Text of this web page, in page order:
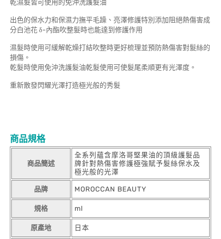
乾濕髮皆可使用的免沖洗護髮油
出色的保水力和保濕力撫平毛躁、亮澤修護特別添加阻絕熱傷害成
分白池花 δ-內酯吹整髮時也能達到修護作用
濕髮時使用可緩解乾燥打結吹整時更好梳理並預防熱傷害對髮絲的
損傷。
乾髮時使用免沖洗護髮油乾髮使用可使髮尾柔順更有光澤度。
重新散發閃耀光澤打造極光般的秀髮
商品規格
商品簡述
全系列蘊含摩洛哥堅果油的頂級護髮品
牌針對熱傷害修護極強賦予髮絲保水及
極光般的光澤
品牌 MOROCCAN BEAUTY
規格 ml
原產地 日本